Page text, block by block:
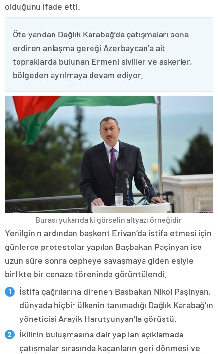
olduğunu ifade etti.
Öte yandan Dağlık Karabağ’da çatışmaları sona
erdiren anlaşma gereği Azerbaycan’a ait
topraklarda bulunan Ermeni siviller ve askerler,
bölgeden ayrılmaya devam ediyor.
Burası yukarıda ki görselin altyazı örneğidir.
Yenilginin ardından başkent Erivan’da istifa etmesi için
günlerce protestolar yapılan Başbakan Paşinyan ise
uzun süre sonra cepheye savaşmaya giden eşiyle
birlikte bir cenaze töreninde görüntülendi.
İstifa çağrılarına direnen Başbakan Nikol Paşinyan,
dünyada hiçbir ülkenin tanımadığı Dağlık Karabağ’ın
yöneticisi Arayik Harutyunyan’la görüştü.
İkilinin buluşmasına dair yapılan açıklamada
çatışmalar sırasında kaçanların geri dönmesi ve